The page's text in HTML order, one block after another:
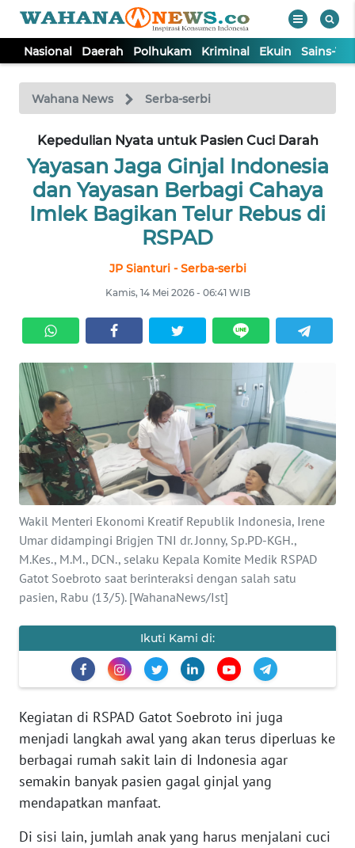
Nasional Daerah Polhukam Kriminal Ekuin Sains-
Wahana News Serba-serbi
Kepedulian Nyata untuk Pasien Cuci Darah
Yayasan Jaga Ginjal Indonesia
dan Yayasan Berbagi Cahaya
Imlek Bagikan Telur Rebus di
RSPAD
JP Sianturi - Serba-serbi
Kamis, 14 Mei 2026 - 06:41 WIB
Wakil Menteri Ekonomi Kreatif Republik Indonesia, Irene
Umar didampingi Brigjen TNI dr. Jonny, Sp.PD-KGH.,
M.Kes., M.M., DCN., selaku Kepala Komite Medik RSPAD
Gatot Soebroto saat berinteraksi dengan salah satu
pasien, Rabu (13/5). [WahanaNews/Ist]
Ikuti Kami di:
Kegiatan di RSPAD Gatot Soebroto ini juga
menjadi langkah awal yang akan terus diperluas ke
berbagai rumah sakit lain di Indonesia agar
semakin banyak pasien gagal ginjal yang
mendapatkan manfaat.
Di sisi lain, jumlah anak yang harus menjalani cuci
TV
Tutup
NASIONAL
DAERAH
EKUIN
SAINS-TEKNO
KESEHATAN
INTERNASIONAL
SERBA-SERBI
PENDIDIKAN
OLAHRAGA
OPINI
EDITORIAL
Informasi
INDEKS
BERITA
KONTAK